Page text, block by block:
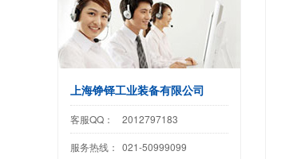
上海铮铎工业装备有限公司
客服QQ： 2012797183
服务热线： 021-50999099